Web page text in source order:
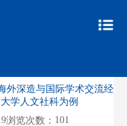
外深造与国际学术交流经
学人文社科为例
浏览次数： 101